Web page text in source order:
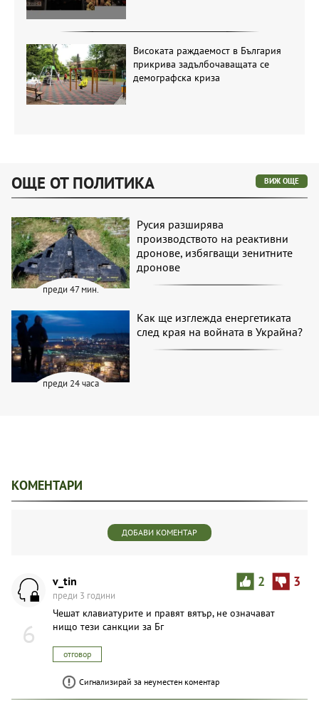
Високата раждаемост в България
прикрива задълбочаващата се
демографска криза
ОЩЕ ОТ ПОЛИТИКА ВИЖ ОЩЕ
преди 47 мин.
Русия разширява
производството на реактивни
дронове, избягващи зенитните
дронове
преди 24 часа
Как ще изглежда енергетиката
след края на войната в Украйна?
КОМЕНТАРИ
ДОБАВИ КОМЕНТАР
6
2 3
v_tin
преди 3 години
Чешат клавиатурите и правят вятър, не означават
нищо тези санкции за Бг
отговор
Сигнализирай за неуместен коментар